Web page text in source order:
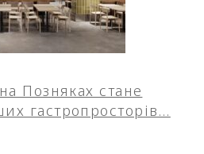
Позняках стане
гастропросторів…